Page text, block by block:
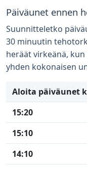
Päiväunet ennen
Suunnitteletko
30 minuutin
heräät virkeänä,
yhden kokonaisen
Aloita päiväunet
15:20
15:10
14:10